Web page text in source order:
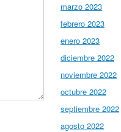
marzo 2023
febrero 2023
enero 2023
diciembre 2022
noviembre 2022
octubre 2022
septiembre 2022
agosto 2022